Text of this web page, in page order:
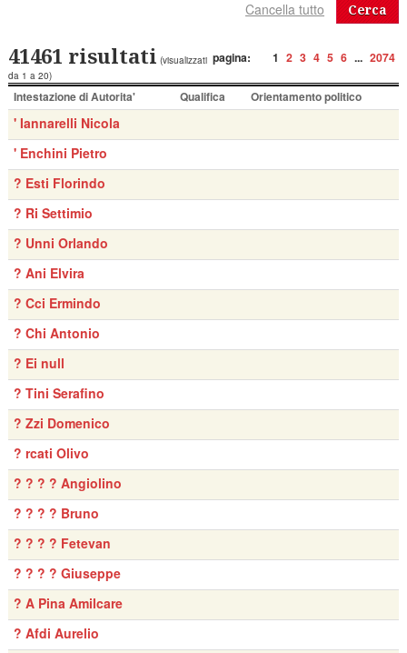
Cerca
pagina: 1 2 3 4 5 6 ... 2074
41461 risultati (visualizzati
da 1 a 20)
Intestazione di Autorita' Qualifica Orientamento politico
' Iannarelli Nicola
' Enchini Pietro
? Esti Florindo
? Ri Settimio
? Unni Orlando
? Ani Elvira
? Cci Ermindo
? Chi Antonio
? Ei null
? Tini Serafino
? Zzi Domenico
? rcati Olivo
? ? ? ? Angiolino
? ? ? ? Bruno
? ? ? ? Fetevan
? ? ? ? Giuseppe
? A Pina Amilcare
? Afdi Aurelio